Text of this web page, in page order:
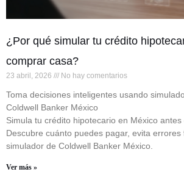
¿Por qué simular tu crédito
comprar casa?
23 abril, 2026 No hay comentarios
Toma decisiones inteligentes usando
Coldwell Banker México
Simula tu crédito hipotecario en México
Descubre cuánto puedes pagar, evita
simulador de Coldwell Banker México.
Ver más »